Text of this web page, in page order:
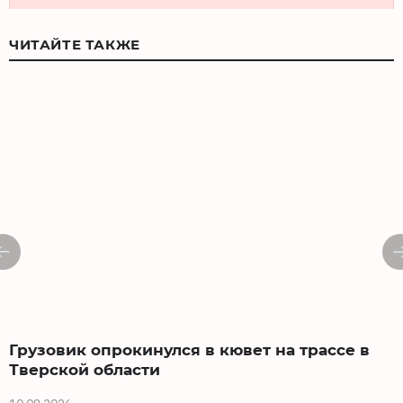
ЧИТАЙТЕ ТАКЖЕ
Грузовик опрокинулся в кювет на трассе в
Тверской области